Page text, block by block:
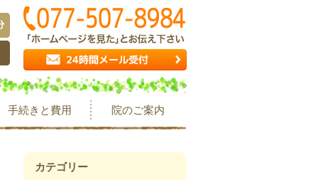
手続きと費用 院のご案内
カテゴリー